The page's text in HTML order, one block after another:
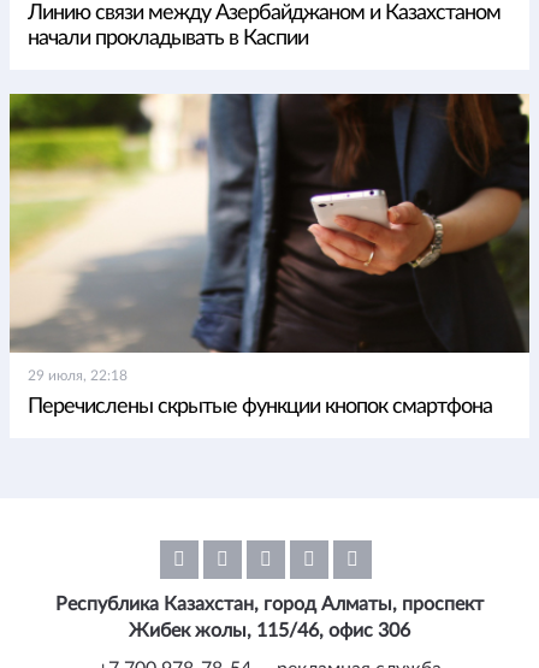
Линию связи между Азербайджаном и Казахстаном
начали прокладывать в Каспии
29 июля, 22:18
Перечислены скрытые функции кнопок смартфона
Республика Казахстан, город Алматы, проспект
Жибек жолы, 115/46, офис 306